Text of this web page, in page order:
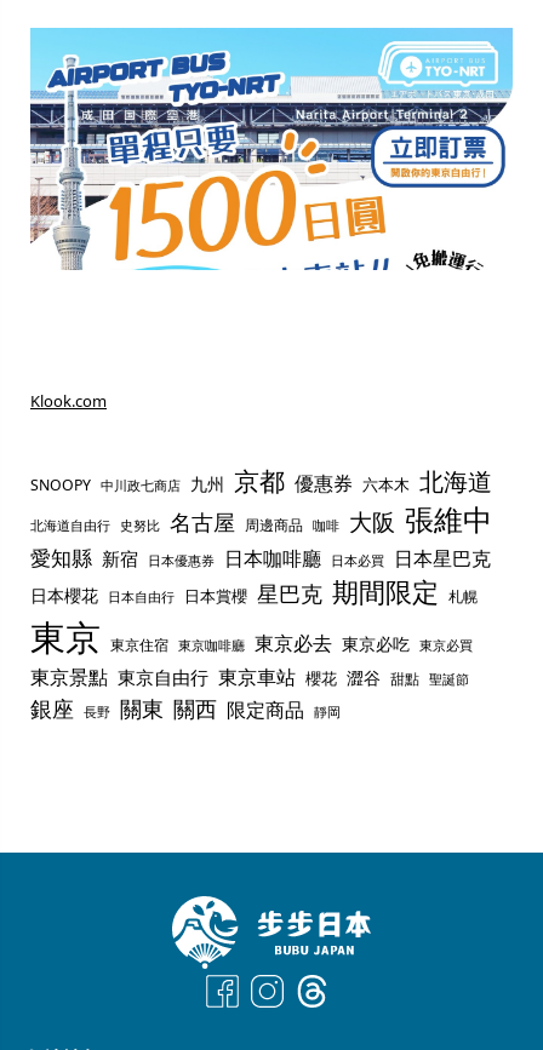
Klook.com
SNOOPY 中川政七商店 九州 京都 優惠券 六本木 北海道
北海道自由行 史努比 名古屋 周邊商品 咖啡 大阪 張維中
愛知縣 新宿 日本優惠券 日本咖啡廳 日本必買 日本星巴克
日本櫻花 日本自由行 日本賞櫻 星巴克 期間限定 札幌
東京 東京住宿 東京咖啡廳 東京必去 東京必吃 東京必買
東京景點 東京自由行 東京車站 櫻花 澀谷 甜點 聖誕節
銀座 長野 關東 關西 限定商品 靜岡